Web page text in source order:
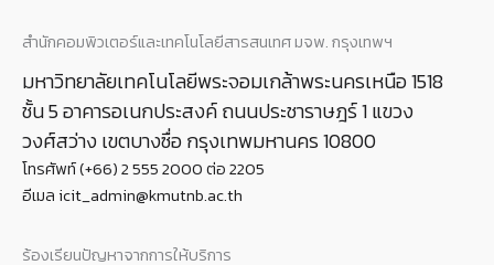
สำนักคอมพิวเตอร์และเทคโนโลยีสารสนเทศ มจพ. กรุงเทพฯ
มหาวิทยาลัยเทคโนโลยีพระจอมเกล้าพระนครเหนือ 1518
ชั้น 5 อาคารอเนกประสงค์ ถนนประชาราษฎร์ 1 แขวง
วงศ์สว่าง เขตบางซื่อ กรุงเทพมหานคร 10800
โทรศัพท์ (+66) 2 555 2000 ต่อ 2205
อีเมล icit_admin@kmutnb.ac.th
ร้องเรียนปัญหาจากการให้บริการ